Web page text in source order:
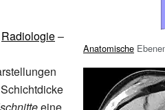
Anatomische
Radiologie–